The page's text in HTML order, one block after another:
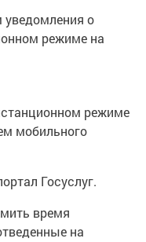
уведомления о
режиме на
режиме
мобильного
Госуслуг.
время
на